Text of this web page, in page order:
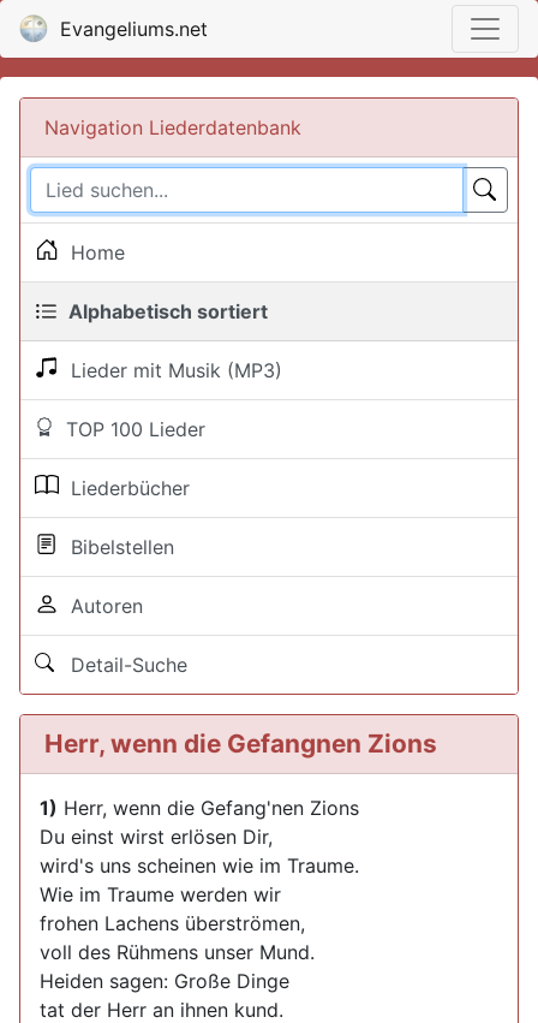
Evangeliums.net
Navigation Liederdatenbank
Home
Alphabetisch sortiert
Lieder mit Musik (MP3)
TOP 100 Lieder
Liederbücher
Bibelstellen
Autoren
Detail-Suche
Herr, wenn die Gefangnen Zions
1) Herr, wenn die Gefang'nen Zions
Du einst wirst erlösen Dir,
wird's uns scheinen wie im Traume.
Wie im Traume werden wir
frohen Lachens überströmen,
voll des Rühmens unser Mund.
Heiden sagen: Große Dinge
tat der Herr an ihnen kund.